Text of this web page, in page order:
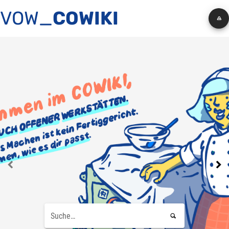
VOW_COWIKI
 
Suche…